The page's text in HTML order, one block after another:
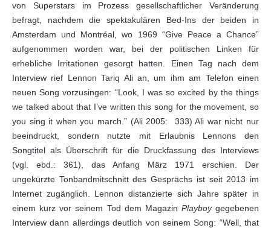
von Superstars im Prozess gesellschaftlicher Veränderung
befragt, nachdem die spektakulären Bed-Ins der beiden in
Amsterdam und Montréal, wo 1969 “Give Peace a Chance”
aufgenommen worden war, bei der politischen Linken für
erhebliche Irritationen gesorgt hatten. Einen Tag nach dem
Interview rief Lennon Tariq Ali an, um ihm am Telefon einen
neuen Song vorzusingen: “Look, I was so excited by the things
we talked about that I’ve written this song for the movement, so
you sing it when you march.” (Ali 2005: 333) Ali war nicht nur
beeindruckt, sondern nutzte mit Erlaubnis Lennons den
Songtitel als Überschrift für die Druckfassung des Interviews
(vgl. ebd.: 361), das Anfang März 1971 erschien. Der
ungekürzte Tonbandmitschnitt des Gesprächs ist seit 2013 im
Internet zugänglich. Lennon distanzierte sich Jahre später in
einem kurz vor seinem Tod dem Magazin Playboy gegebenen
Interview dann allerdings deutlich von seinem Song: “Well, that